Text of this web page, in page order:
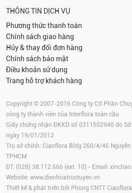
THÔNG TIN DỊCH VỤ
Phương thức thanh toán
Chính sách giao hàng
Hủy & thay đổi đơn hàng
Chính sách bảo mật
Điều khoản sử dụng
Trang hỗ trợ khách hàng
Copyright © 2007-2016 Công ty Cổ Phần
công ty thành viên của Interflora toàn cầu
Giấy chứng nhận ĐKKD số 0311502940 do
ngày 19/01/2012
Trụ sở chính: Ciaoflora Bldg 260/4/46 Nguyễn
TPHCM
ĐT: (028) 38.112.666 (ext. 10) - Email:
Website: www.dienhoatructuyen.vn
Thiết kế & phát triển bởi Phòng CNTT